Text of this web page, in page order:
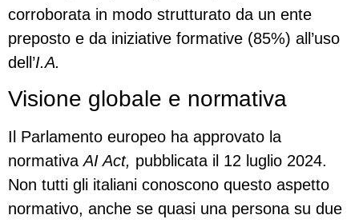
corroborata in modo strutturato da un ente
preposto e da iniziative formative (85%) all’uso
dell’I.A.
Visione globale e normativa
Il Parlamento europeo ha approvato la
normativaAI Act, pubblicata il 12 luglio 2024.
Non tutti gli italiani conoscono questo aspetto
normativo, anche se quasi una persona su due